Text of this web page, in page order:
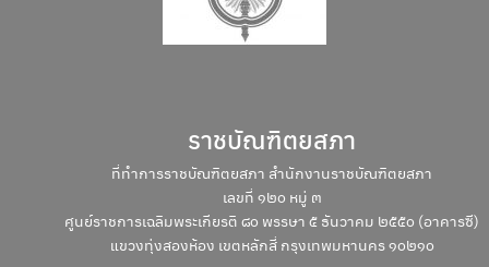
ราชบัณฑิตยสภา
ที่ทำการราชบัณฑิตยสภา สำนักงานราชบัณฑิตยสภา
เลขที่ ๑๒๐ หมู่ ๓
ศูนย์ราชการเฉลิมพระเกียรติ ๘๐ พรรษา ๕ ธันวาคม ๒๕๕๐ (อาคารซี)
แขวงทุ่งสองห้อง เขตหลักสี่ กรุงเทพมหานคร ๑๐๒๑๐